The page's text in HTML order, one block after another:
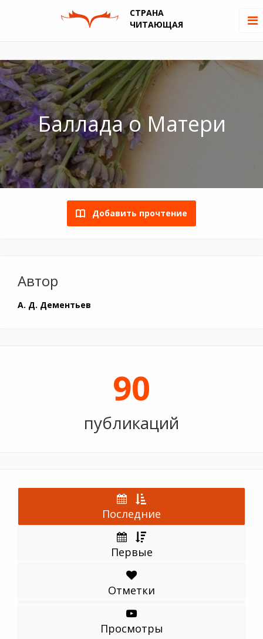
СТРАНА
ЧИТАЮЩАЯ
Баллада о Матери
Добавить прочтение
Автор
А. Д. Дементьев
90
публикаций
Последние
Первые
Отметки
Просмотры